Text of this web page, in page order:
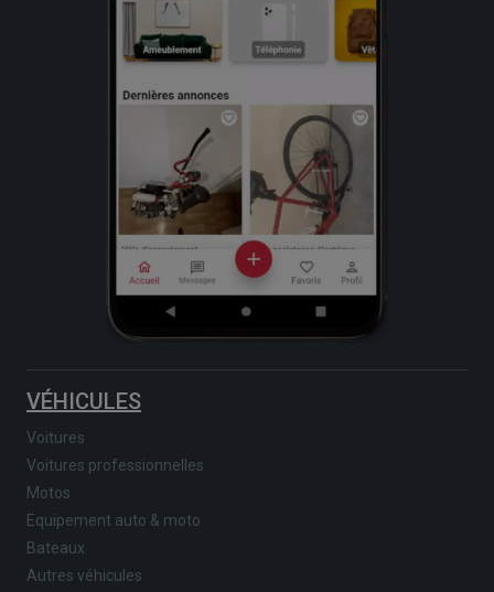
VÉHICULES
Voitures
Voitures professionnelles
Motos
Equipement auto & moto
Bateaux
Autres véhicules